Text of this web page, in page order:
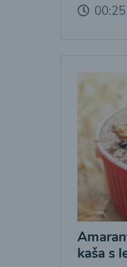
00:25
kaša s